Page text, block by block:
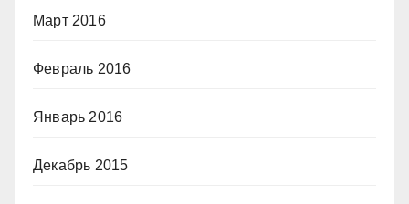
Март 2016
Февраль 2016
Январь 2016
Декабрь 2015